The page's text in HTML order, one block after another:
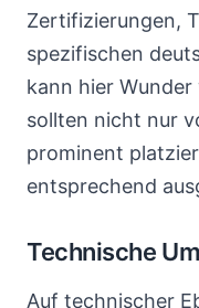
Zertifizierungen,
spezifischen
kann hier
sollten nicht nur
prominent
entsprechend
Technische
Auf technischer